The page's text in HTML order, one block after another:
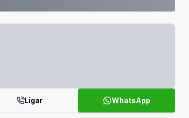
Ligar WhatsApp